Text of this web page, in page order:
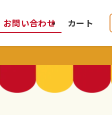
お問い合わせ カート